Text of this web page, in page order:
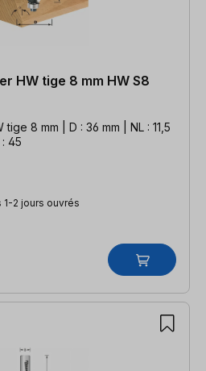
HW tige 8 mm HW S8
8 mm | D : 36 mm | NL : 11,5
45
1-2 jours ouvrés